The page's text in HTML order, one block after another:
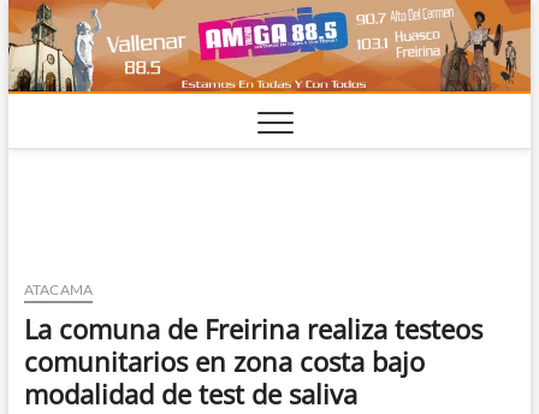
Saltar
al
contenido
ATACAMA
La comuna de Freirina realiza testeos
comunitarios en zona costa bajo
modalidad de test de saliva